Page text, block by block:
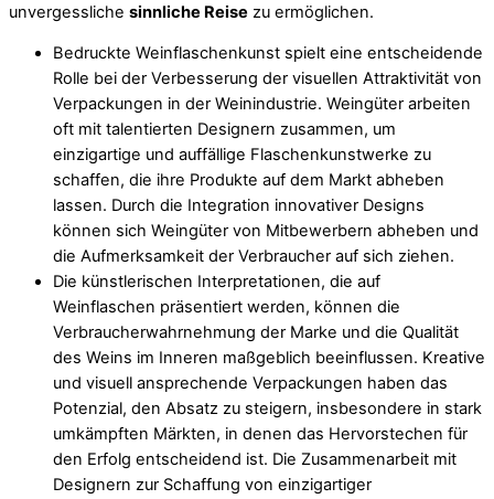
unvergessliche sinnliche Reise zu ermöglichen.
Bedruckte Weinflaschenkunst spielt eine entscheidende
Rolle bei der Verbesserung der visuellen Attraktivität von
Verpackungen in der Weinindustrie. Weingüter arbeiten
oft mit talentierten Designern zusammen, um
einzigartige und auffällige Flaschenkunstwerke zu
schaffen, die ihre Produkte auf dem Markt abheben
lassen. Durch die Integration innovativer Designs
können sich Weingüter von Mitbewerbern abheben und
die Aufmerksamkeit der Verbraucher auf sich ziehen.
Die künstlerischen Interpretationen, die auf
Weinflaschen präsentiert werden, können die
Verbraucherwahrnehmung der Marke und die Qualität
des Weins im Inneren maßgeblich beeinflussen. Kreative
und visuell ansprechende Verpackungen haben das
Potenzial, den Absatz zu steigern, insbesondere in stark
umkämpften Märkten, in denen das Hervorstechen für
den Erfolg entscheidend ist. Die Zusammenarbeit mit
Designern zur Schaffung von einzigartiger